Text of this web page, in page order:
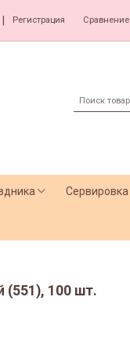
Регистрация Сравнение
Сервировка
(551), 100 шт.